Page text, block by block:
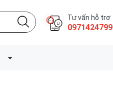
Tư vấn hỗ trợ
0971424799